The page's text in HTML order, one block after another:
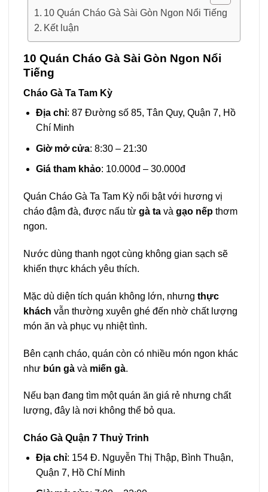
10 Quán Cháo Gà Sài Gòn Ngon Nổi Tiếng
Kết luận
10 Quán Cháo Gà Sài Gòn Ngon Nổi
Tiếng
Cháo Gà Ta Tam Kỳ
Địa chỉ: 87 Đường số 85, Tân Quy, Quận 7, Hồ
Chí Minh
Giờ mở cửa: 8:30 – 21:30
Giá tham khảo: 10.000đ – 30.000đ
Quán Cháo Gà Ta Tam Kỳ nổi bật với hương vị
cháo đậm đà, được nấu từ gà ta và gạo nếp thơm
ngon.
Nước dùng thanh ngọt cùng không gian sạch sẽ
khiến thực khách yêu thích.
Mặc dù diện tích quán không lớn, nhưng thực
khách vẫn thường xuyên ghé đến nhờ chất lượng
món ăn và phục vụ nhiệt tình.
Bên cạnh cháo, quán còn có nhiều món ngon khác
như bún gà và miến gà.
Nếu bạn đang tìm một quán ăn giá rẻ nhưng chất
lượng, đây là nơi không thể bỏ qua.
Cháo Gà Quận 7 Thuỷ Trinh
Địa chỉ: 154 Đ. Nguyễn Thị Thập, Bình Thuận,
Quận 7, Hồ Chí Minh